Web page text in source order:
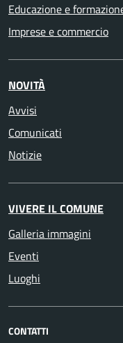
Educazione e
Imprese e commercio
NOVITÀ
Avvisi
Comunicati
Notizie
VIVERE IL COMUNE
Galleria immagini
Eventi
Luoghi
CONTATTI